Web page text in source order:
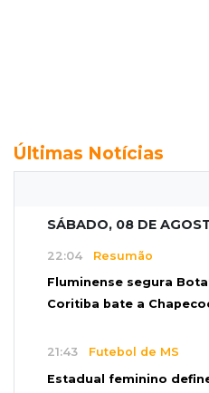
Últimas Notícias
SÁBADO, 08 DE
22:04 Resumão
Fluminense segura
Coritiba bate a
21:43 Futebol de MS
Estadual feminino